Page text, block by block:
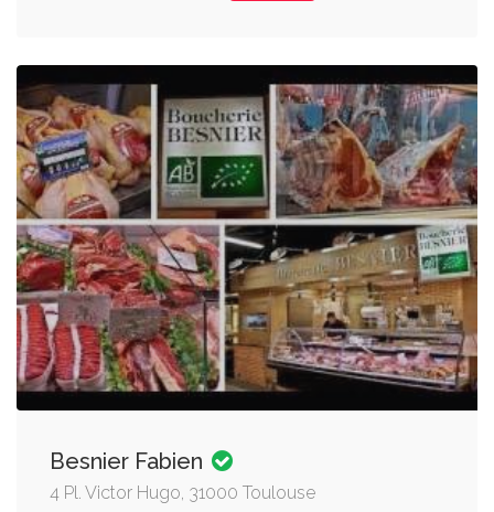
Besnier Fabien
4 Pl. Victor Hugo, 31000 Toulouse